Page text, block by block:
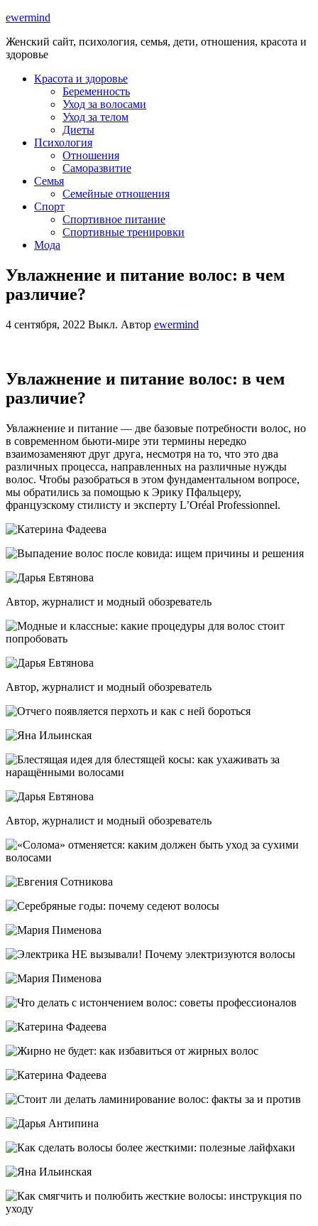
ewermind
Женский сайт, психология, семья, дети, отношения, красота и
здоровье
Красота и здоровье
Беременность
Уход за волосами
Уход за телом
Диеты
Психология
Отношения
Саморазвитие
Семья
Семейные отношения
Спорт
Спортивное питание
Спортивные тренировки
Мода
Увлажнение и питание волос: в чем
различие?
4 сентября, 2022 Выкл. Автор ewermind
Увлажнение и питание волос: в чем
различие?
Увлажнение и питание — две базовые потребности волос, но
в современном бьюти-мире эти термины нередко
взаимозаменяют друг друга, несмотря на то, что это два
различных процесса, направленных на различные нужды
волос. Чтобы разобраться в этом фундаментальном вопросе,
мы обратились за помощью к Эрику Пфальцеру,
французскому стилисту и эксперту L’Oréal Professionnel.
Автор, журналист и модный обозреватель
Автор, журналист и модный обозреватель
Автор, журналист и модный обозреватель